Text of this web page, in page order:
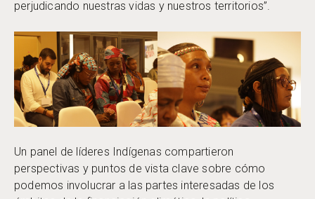
perjudicando nuestras vidas y nuestros territorios”.
Un panel de líderes Indígenas compartieron
perspectivas y puntos de vista clave sobre cómo
podemos involucrar a las partes interesadas de los